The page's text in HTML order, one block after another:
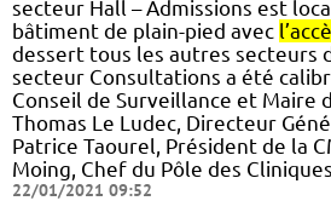
secteur Hall – Admissions est
bâtiment de plain-pied avec
dessert tous les autres secteurs
secteur Consultations a été
Conseil de Surveillance et Maire
Thomas Le Ludec, Directeur
Patrice Taourel, Président de la
Moing, Chef du Pôle des
22/01/2021 09:52